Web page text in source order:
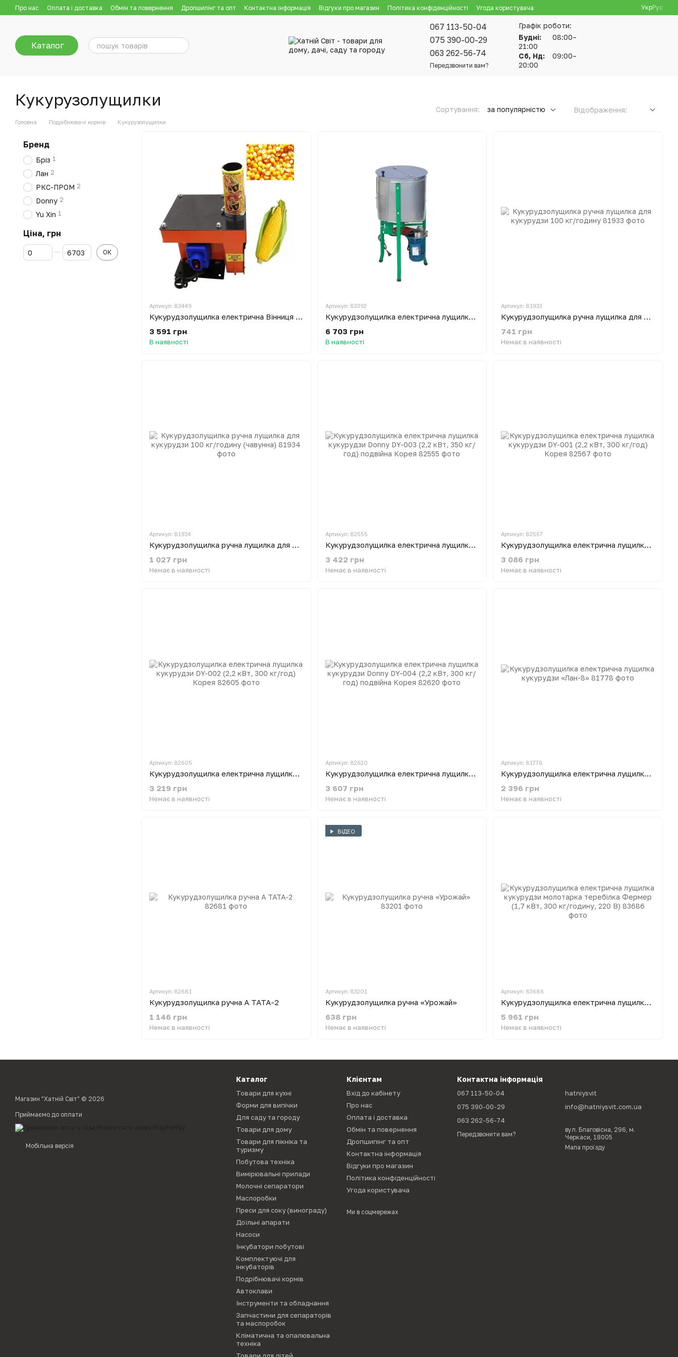
Перейти до основного контенту
Про нас Оплата і доставка Обмін та повернення Дропшипінг та опт Контактна інформація Відгуки про магазин Політика конфіденційності Угода користувача УкрРус
Каталог
067 113-50-04
075 390-00-29
063 262-56-74
Передзвонити вам?
Графік роботи:
Будні:
08:00–
21:00
Сб, Нд:
09:00–
20:00
Кукурузолущилки
Головна Подрібнювачі кормів Кукурузолущилки
Сортування: за популярністю Відображення:
Артикул: 83449
Кукурудзолущилка електрична Вінниця (0.18 кВт, 350 кг/годину)
3 591 грн
В наявності
Артикул: 83392
Кукурудзолущилка електрична лущилка кукурудзи «Бочка» 45 л (1.5 кВт, 600 кг/год)
6 703 грн
В наявності
Артикул: 81933
Кукурудзолущилка ручна лущилка для кукурудзи 100 кг/годину
741 грн
Немає в наявності
Артикул: 81934
Кукурудзолущилка ручна лущилка для кукурудзи 100 кг/годину (чавунна)
1 027 грн
Немає в наявності
Артикул: 82555
Кукурудзолущилка електрична лущилка кукурудзи Donny DY-003 (2,2 кВт, 350 кг/год) подвійна Корея
3 422 грн
Немає в наявності
Артикул: 82567
Кукурудзолущилка електрична лущилка кукурудзи DY-001 (2,2 кВт, 300 кг/год) Корея
3 086 грн
Немає в наявності
Артикул: 82605
Кукурудзолущилка електрична лущилка кукурудзи DY-002 (2,2 кВт, 300 кг/год) Корея
3 219 грн
Немає в наявності
Артикул: 82620
Кукурудзолущилка електрична лущилка кукурудзи Donny DY-004 (2,2 кВт, 300 кг/год) подвійна Корея
3 607 грн
Немає в наявності
Артикул: 81778
Кукурудзолущилка електрична лущилка кукурудзи «Лан-8»
2 396 грн
Немає в наявності
Артикул: 82681
Кукурудзолущилка ручна А ТАТА-2
1 146 грн
Немає в наявності
ВІДЕО
Артикул: 83201
Кукурудзолущилка ручна «Урожай»
638 грн
Немає в наявності
Артикул: 83686
Кукурудзолущилка електрична лущилка кукурудзи молотарка теребілка Фермер (1,7 кВт, 300 кг/годину, 220 В)
5 961 грн
Немає в наявності
Бренд
Бріз 1
Лан 2
РКС-ПРОМ 2
Donny 2
Yu Xin 1
Ціна, грн
Від Ціна, грн
До Ціна, грн ОК
Магазин "Хатній Світ" © 2026
Приймаємо до оплати
Мобільна версія
Каталог
Товари для кухні
Форми для випічки
Для саду та городу
Товари для дому
Товари для пікніка та
туризму
Побутова техніка
Вимірювальні прилади
Молочні сепаратори
Маслоробки
Преси для соку (винограду)
Доїльні апарати
Насоси
Інкубатори побутові
Комплектуючі для
інкубаторів
Подрібнювачі кормів
Автоклави
Інструменти та обладнання
Запчастини для сепараторів
та маслоробок
Кліматична та опалювальна
техніка
Клієнтам
Вхід до кабінету
Про нас
Оплата і доставка
Обмін та повернення
Дропшипінг та опт
Контактна інформація
Відгуки про магазин
Політика конфіденційності
Угода користувача
Ми в соцмережах
Контактна інформація
067 113-50-04
075 390-00-29
063 262-56-74
Передзвонити вам?
hatniysvit
info@hatniysvit.com.ua
вул. Благовісна, 296, м.
Черкаси, 18005
Мапа проїзду